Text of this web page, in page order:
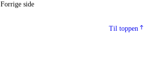
Forrige side
Til toppen